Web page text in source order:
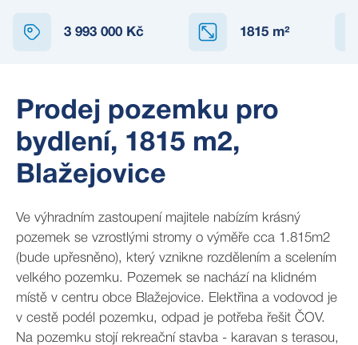
3 993 000 Kč 1815 m²
Prodej pozemku pro
bydlení, 1815 m2,
Blažejovice
Ve výhradním zastoupení majitele nabízím krásný
pozemek se vzrostlými stromy o výměře cca 1.815m2
(bude upřesněno), který vznikne rozdělením a scelením
velkého pozemku. Pozemek se nachází na klidném
místě v centru obce Blažejovice. Elektřina a vodovod je
v cestě podél pozemku, odpad je potřeba řešit ČOV.
Na pozemku stojí rekreační stavba - karavan s terasou,